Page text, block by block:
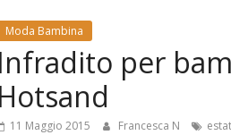
Moda Bambina
Infradito per
Hotsand
11 Maggio 2015 Francesca N